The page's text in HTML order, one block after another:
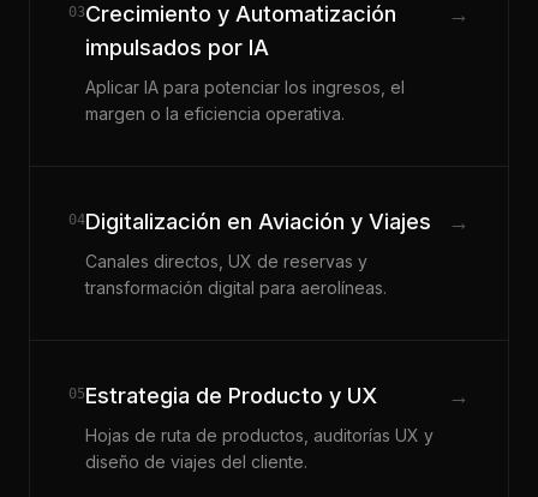
03Crecimiento y Automatización
impulsados por IA
Aplicar IA para potenciar los ingresos, el
margen o la eficiencia operativa.
→
04Digitalización en Aviación y Viajes
Canales directos, UX de reservas y
transformación digital para aerolíneas.
→
05Estrategia de Producto y UX
Hojas de ruta de productos, auditorías UX y
diseño de viajes del cliente.
→